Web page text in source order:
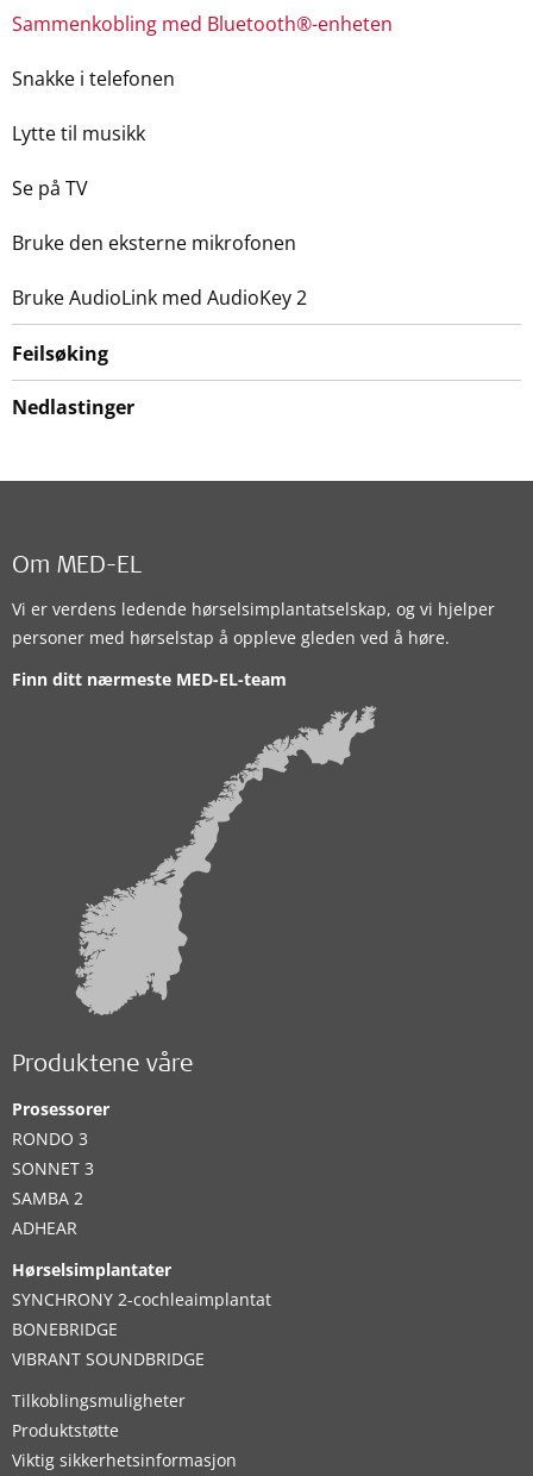
Sammenkobling med Bluetooth®-enheten
Snakke i telefonen
Lytte til musikk
Se på TV
Bruke den eksterne mikrofonen
Bruke AudioLink med AudioKey 2
Feilsøking
Nedlastinger
Om MED-EL
Vi er verdens ledende hørselsimplantatselskap, og vi hjelper
personer med hørselstap å oppleve gleden ved å høre.
Finn ditt nærmeste MED-EL-team
Produktene våre
Prosessorer
RONDO 3
SONNET 3
SAMBA 2
ADHEAR
Hørselsimplantater
SYNCHRONY 2-cochleaimplantat
BONEBRIDGE
VIBRANT SOUNDBRIDGE
Tilkoblingsmuligheter
Produktstøtte
Viktig sikkerhetsinformasjon